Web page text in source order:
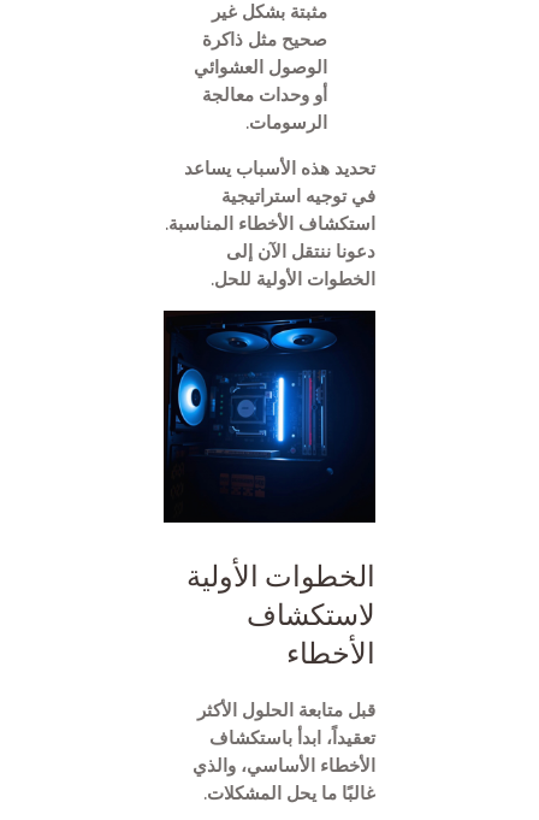
مثبتة بشكل غير
صحيح مثل ذاكرة
الوصول العشوائي
أو وحدات معالجة
الرسومات.
تحديد هذه الأسباب يساعد
في توجيه استراتيجية
استكشاف الأخطاء المناسبة.
دعونا ننتقل الآن إلى
الخطوات الأولية للحل.
الخطوات الأولية
لاستكشاف
الأخطاء
قبل متابعة الحلول الأكثر
تعقيداً، ابدأ باستكشاف
الأخطاء الأساسي، والذي
غالبًا ما يحل المشكلات.